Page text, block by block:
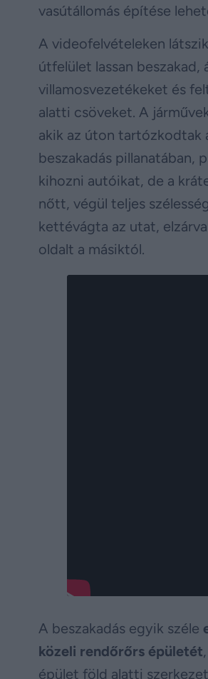
vasútállomás építése
A videofelvételeken
útfelület lassan beszakad,
villamosvezetékeket és
alatti csöveket. A
akik az úton tartózkodtak
beszakadás pillanatában,
kihozni autóikat, de a
nőtt, végül teljes
kettévágta az utat,
oldalt a másiktól.
A beszakadás egyik széle
közeli rendőrőrs épületét
épület föld alatti